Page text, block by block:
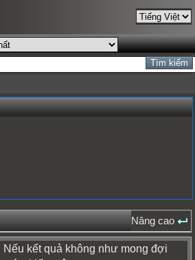
Nâng cao
Nếu kết quả không như mong đợi